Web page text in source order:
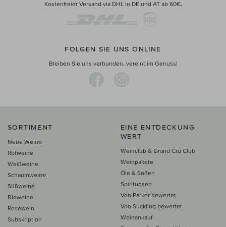
Kostenfreier Versand via DHL in DE und AT ab 60€.
FOLGEN SIE UNS ONLINE
Bleiben Sie uns verbunden, vereint im Genuss!
SORTIMENT
Neue Weine
Rotweine
Weißweine
Schaumweine
Süßweine
Bioweine
Roséwein
Subskription
EINE ENTDECKUNG
WERT
Weinclub & Grand Cru Club
Weinpakete
Öle & Soßen
Spirituosen
Von Parker bewertet
Von Suckling bewertet
Weinankauf